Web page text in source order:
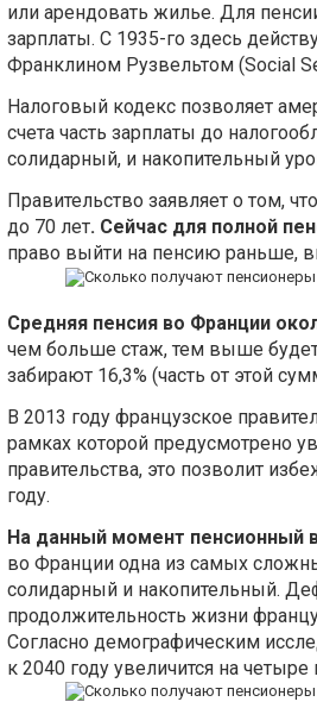
или арендовать жилье. Для
зарплаты. С 1935-го здесь
Франклином Рузвельтом (Social
Налоговый кодекс позволяет
счета часть зарплаты до
солидарный, и накопительный
Правительство заявляет о том,
до 70 лет. Сейчас для полной
право выйти на пенсию раньше,
Средняя пенсия во Франции
чем больше стаж, тем выше
забирают 16,3% (часть от этой
В 2013 году французское
рамках которой предусмотрено
правительства, это позволит
году.
На данный момент пенсионный
во Франции одна из самых
солидарный и накопительный.
продолжительность жизни
Согласно демографическим
к 2040 году увеличится на